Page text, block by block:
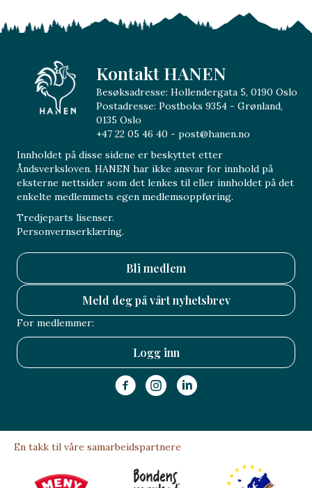
Kontakt HANEN
Besøksadresse: Hollendergata 5, 0190 Oslo
Postadresse: Postboks 9354 - Grønland,
0135 Oslo
+47 22 05 46 40 - post@hanen.no
Innholdet på disse sidene er beskyttet etter
Åndsverksloven. HANEN har ikke ansvar for innhold på
eksterne nettsider som det lenkes til eller innholdet på det
enkelte medlemmets egen medlemsoppføring.
Tredjeparts lisenser.
Personvernserklæring.
Bli medlem
Meld deg på vårt nyhetsbrev
For medlemmer:
Logg inn
En takk til våre samarbeidspartnere